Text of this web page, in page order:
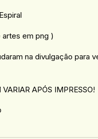
em png )
na divulgação para
APÓS IMPRESSO!